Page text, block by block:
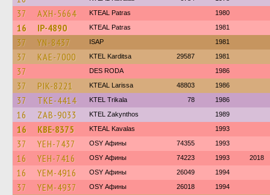
37 AXH-5664 KTEAL Patras 1980
16 IP-4890 KTEAL Patras 1981
37 YN-8437 ISAP 1981
37 KAE-7000 ΚΤΕL Karditsa 29587 1981
37 DES RODA 1986
37 PIK-8221 KTEAL Larissa 48803 1986
37 TKE-4414 ΚΤΕL Τrikala 78 1986
16 ZAB-9033 KTEL Zakynthos 1989
16 KBE-8375 KTEAL Kavalas 1993
37 YEH-7437 OSY Афины 74355 1993
16 YEH-7416 OSY Афины 74223 1993 2018
16 YEM-4916 OSY Афины 26049 1994
37 YEM-4937 OSY Афины 26018 1994